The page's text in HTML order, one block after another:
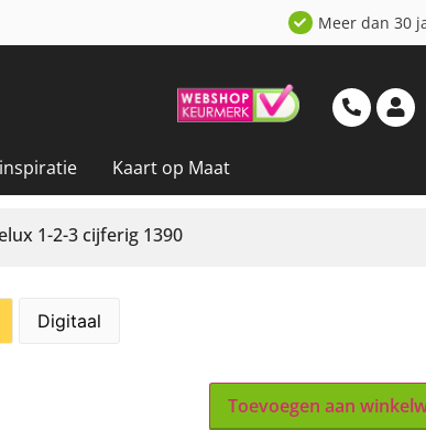
Meer dan 30
Kaart op Maat
1-2-3 cijferig 1390
Digitaal
Toevoegen aan